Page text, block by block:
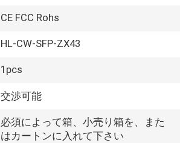
CE FCC Rohs
HL-CW-SFP-ZX43
1pcs
交渉可能
必須によって箱、小売り箱を、また
はカートンに入れて下さい